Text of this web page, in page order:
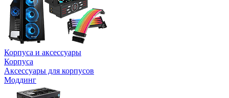
Корпуса и аксессуары
Корпуса
Аксессуары для корпусов
Моддинг